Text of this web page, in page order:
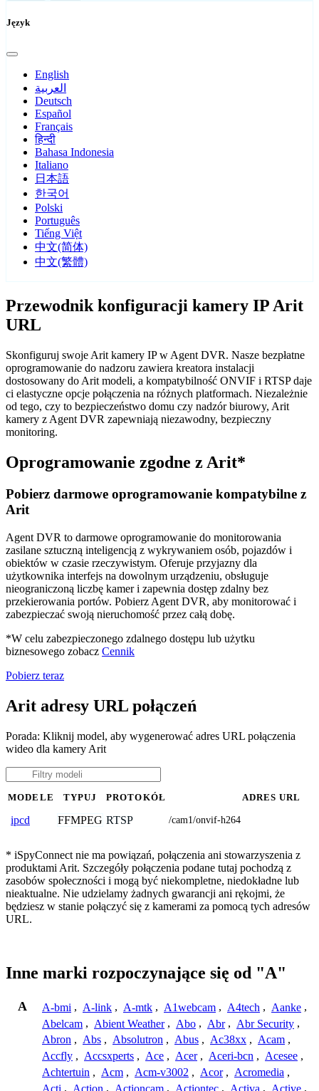
Język
English
العربية
Deutsch
Español
Français
हिन्दी
Bahasa Indonesia
Italiano
日本語
한국어
Polski
Português
Tiếng Việt
中文(简体)
中文(繁體)
Przewodnik konfiguracji kamery IP Arit
URL
Skonfiguruj swoje Arit kamery IP w Agent DVR. Nasze bezpłatne
oprogramowanie do nadzoru zawiera kreatora instalacji
dostosowany do Arit modeli, a kompatybilność ONVIF i RTSP daje
ci elastyczne opcje połączenia na różnych platformach. Niezależnie
od tego, czy to bezpieczeństwo domu czy nadzór biurowy, Arit
kamery z Agent DVR zapewniają niezawodny, bezpieczny
monitoring.
Oprogramowanie zgodne z Arit*
Pobierz darmowe oprogramowanie kompatybilne z
Arit
Agent DVR to darmowe oprogramowanie do monitorowania
zasilane sztuczną inteligencją z wykrywaniem osób, pojazdów i
obiektów w czasie rzeczywistym. Oferuje przyjazny dla
użytkownika interfejs na dowolnym urządzeniu, obsługuje
nieograniczoną liczbę kamer i zapewnia dostęp zdalny bez
przekierowania portów. Pobierz Agent DVR, aby monitorować i
zabezpieczać swoją nieruchomość przez całą dobę.
*W celu zabezpieczonego zdalnego dostępu lub użytku
biznesowego zobacz Cennik
Pobierz teraz
Arit adresy URL połączeń
Porada: Kliknij model, aby wygenerować adres URL połączenia
wideo dla kamery Arit
MODELE TYPUJ PROTOKÓŁ ADRES URL
ipcd FFMPEG RTSP /cam1/onvif-h264
* iSpyConnect nie ma powiązań, połączenia ani stowarzyszenia z
produktami Arit. Szczegóły połączenia podane tutaj pochodzą z
zasobów społeczności i mogą być niekompletne, niedokładne lub
nieaktualne. Nie udzielamy żadnych gwarancji ani rękojmi, że
będziesz w stanie połączyć się z kamerami za pomocą tych adresów
URL.
Inne marki rozpoczynające się od "A"
A A-bmi , A-link , A-mtk , A1webcam , A4tech , Aanke ,
Abelcam , Abient Weather , Abo , Abr , Abr Security ,
Abron , Abs , Absolutron , Abus , Ac38xx , Acam ,
Accfly , Accsxperts , Ace , Acer , Aceri-bcn , Acesee ,
Achtertuin , Acm , Acm-v3002 , Acor , Acromedia ,
Acti , Action , Actioncam , Actiontec , Activa , Active ,